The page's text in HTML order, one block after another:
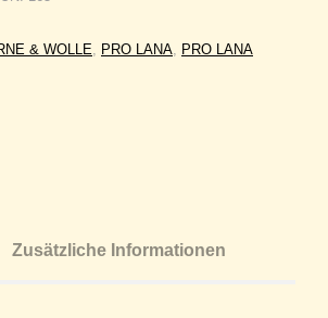
& WOLLE, PRO LANA, PRO LANA
Zusätzliche Informationen